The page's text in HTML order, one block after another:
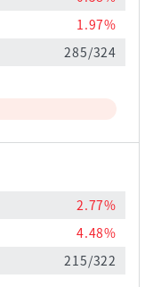
1.97%
285/324
2.77%
4.48%
215/322